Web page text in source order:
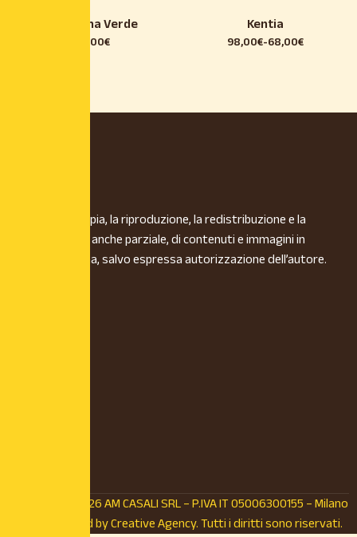
Dracaena Verde
98,00€
Kentia
68,00€
-
98,00€
È vietata la copia, la riproduzione, la redistribuzione e la
pubblicazione, anche parziale, di contenuti e immagini in
qualsiasi forma, salvo espressa autorizzazione dell’autore.
© Copyright 2026 AM CASALI SRL – P.IVA IT 05006300155 – Milano
(MI) – Powered byCreative Agency.Tutti i diritti sono riservati.